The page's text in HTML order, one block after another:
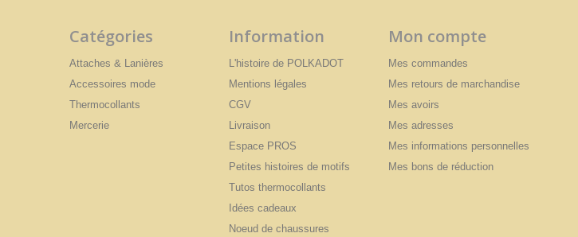
Catégories
Attaches & Lanières
Accessoires mode
Thermocollants
Mercerie
Information
L'histoire de POLKADOT
Mentions légales
CGV
Livraison
Espace PROS
Petites histoires de motifs
Tutos thermocollants
Idées cadeaux
Noeud de chaussures
Mon compte
Mes commandes
Mes retours de marchandise
Mes avoirs
Mes adresses
Mes informations personnelles
Mes bons de réduction